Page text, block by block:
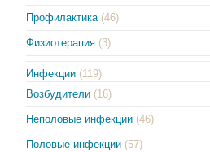
Профилактика (46)
Физиотерапия (3)
Инфекции (119)
Возбудители (16)
Неполовые инфекции (46)
Половые инфекции (57)